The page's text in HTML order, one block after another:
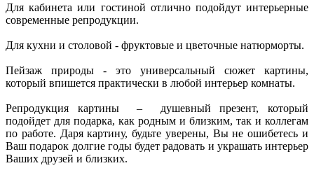
Для кабинета или гостиной отлично подойдут интерьерные
современные репродукции.
Для кухни и столовой - фруктовые и цветочные натюрморты.
Пейзаж природы - это универсальный сюжет картины,
который впишется практически в любой интерьер комнаты.
Репродукция картины – душевный презент, который
подойдет для подарка, как родным и близким, так и коллегам
по работе. Даря картину, будьте уверены, Вы не ошибетесь и
Ваш подарок долгие годы будет радовать и украшать интерьер
Ваших друзей и близких.